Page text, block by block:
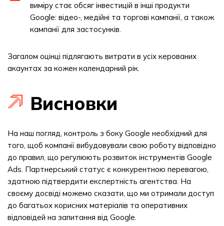
виміру стає обсяг інвестицій в інші продукти
Google: відео-, медійні та торгові кампанії, а також
кампанії для застосунків.
Загалом оцінці підлягають витрати в усіх керованих
акаунтах за кожен календарний рік.
Висновки
На наш погляд, контроль з боку Google необхідний для
того, щоб компанії вибудовували свою роботу відповідно
до правил, що регулюють розвиток інструментів Google
Ads. Партнерський статус є конкурентною перевагою,
здатною підтвердити експертність агентства. На
своєму досвіді можемо сказати, що ми отримали доступ
до багатьох корисних матеріалів та оперативних
відповідей на запитання від Google.